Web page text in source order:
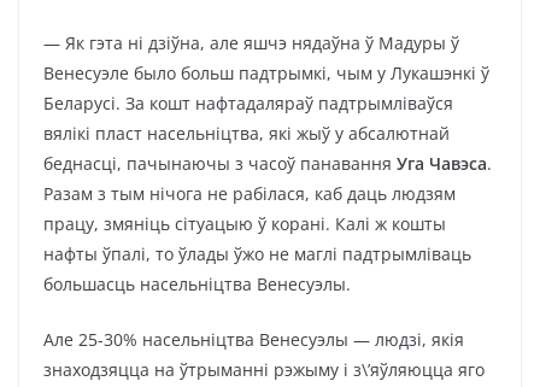
— Як гэта ні дзіўна, але яшчэ нядаўна ў Мадуры ў
Венесуэле было больш падтрымкі, чым у Лукашэнкі ў
Беларусі. За кошт нафтадаляраў падтрымліваўся
вялікі пласт насельніцтва, які жыў у абсалютнай
беднасці, пачынаючы з часоў панавання Уга Чавэса.
Разам з тым нічога не рабілася, каб даць людзям
працу, змяніць сітуацыю ў корані. Калі ж кошты
нафты ўпалі, то ўлады ўжо не маглі падтрымліваць
большасць насельніцтва Венесуэлы.
Але 25-30% насельніцтва Венесуэлы — людзі, якія
знаходзяцца на ўтрыманні рэжыму і з\’яўляюцца яго